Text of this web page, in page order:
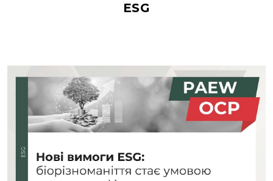
ESG